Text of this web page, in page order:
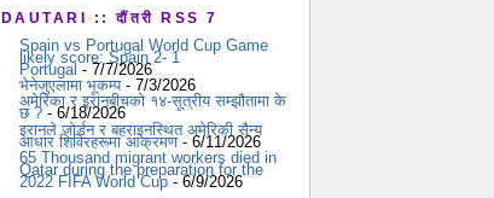
DAUTARI :: दौंतरी RSS 7
Spain vs Portugal World Cup Game
likely score: Spain 2- 1
Portugal - 7/7/2026
भेनेजुएलामा भूकम्प- 7/3/2026
अमेरिका र इरानबीचको १४-सूत्रीय सम्झौतामा के
छ ? - 6/18/2026
इरानले जोर्डन र बहराइनस्थित अमेरिकी सैन्य
आधार शिविरहरूमा आक्रमण- 6/11/2026
65 Thousand migrant workers died in
Qatar during the preparation for the
2022 FIFA World Cup - 6/9/2026